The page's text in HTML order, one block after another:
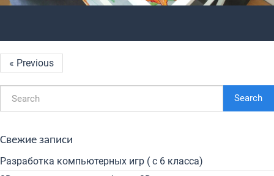
« Previous
Search
Свежие записи
Разработка компьютерных игр ( с 6 класса)